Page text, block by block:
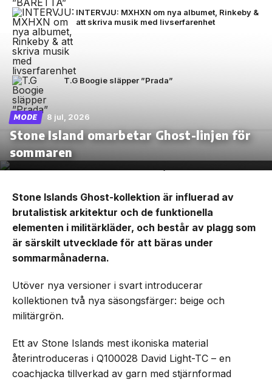
INTERVJU: MXHXN om nya albumet, Rinkeby &
att skriva musik med livserfarenhet
T.G Boogie släpper ”Prada”
MODE 8 jul, 2026
Stone Island omarbetar Ghost-linjen för
sommaren
Stone Islands Ghost-kollektion är influerad av
brutalistisk arkitektur och de funktionella
elementen i militärkläder, och består av plagg som
är särskilt utvecklade för att bäras under
sommarmånaderna.
Utöver nya versioner i svart introducerar
kollektionen två nya säsongsfärger: beige och
militärgrön.
Ett av Stone Islands mest ikoniska material
återintroduceras i Q100028 David Light-TC – en
coachjacka tillverkad av garn med stjärnformad